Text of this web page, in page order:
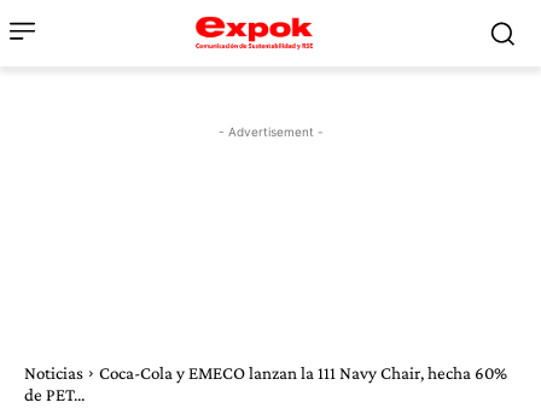
- Advertisement -
Noticias
Coca-Cola y EMECO lanzan la 111 Navy Chair, hecha 60%
de PET...